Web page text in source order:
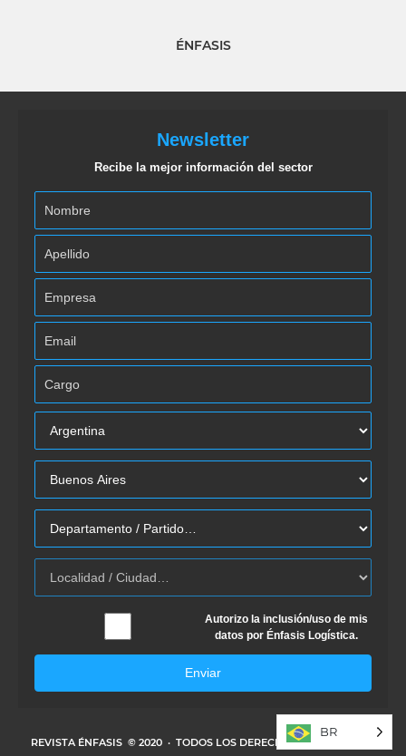
ÉNFASIS
Newsletter
Recibe la mejor información del sector
Autorizo la inclusión/uso de mis
datos por Énfasis Logística.
Enviar
REVISTA ÉNFASIS © 2020 · TODOS LOS DERECHOS RESERVADOS
BR